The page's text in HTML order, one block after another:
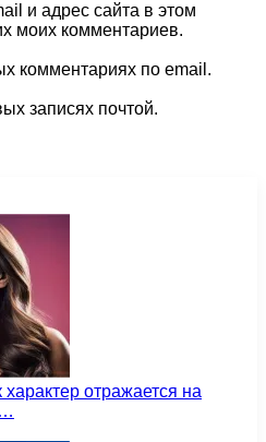
и адрес сайта в этом
моих комментариев.
комментариях по email.
записях почтой.
характер отражается на